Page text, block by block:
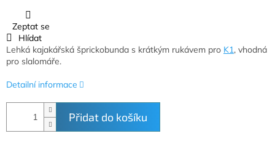
Přidat do košíku
Lehká kajakářská šprickobunda s krátkým rukávem pro K1, vhodná
pro slalomáře.
Detailní informace
Zeptat se
Hlídat